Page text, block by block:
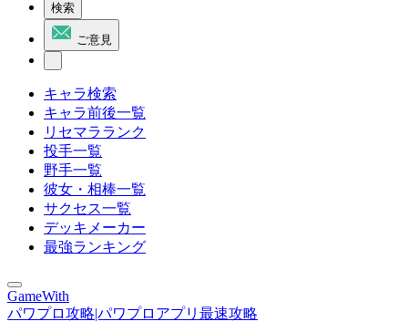
検索
ご意見
キャラ検索
キャラ前後一覧
リセマラランク
投手一覧
野手一覧
彼女・相棒一覧
サクセス一覧
デッキメーカー
最強ランキング
GameWith
パワプロ攻略|パワプロアプリ最速攻略